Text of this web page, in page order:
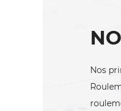
Nos